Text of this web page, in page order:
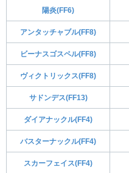
陽炎(FF6)
アンタッチャブル(FF8)
ビーナスゴスペル(FF8)
ヴィクトリックス(FF8)
サドンデス(FF13)
ダイアナックル(FF4)
バスターナックル(FF4)
スカーフェイス(FF4)